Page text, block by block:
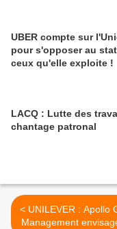
UBER compte sur
pour s'opposer au
ceux qu'elle exploite !
LACQ : Lutte des
chantage patronal
< UNILEVER : Apollo Global
Management